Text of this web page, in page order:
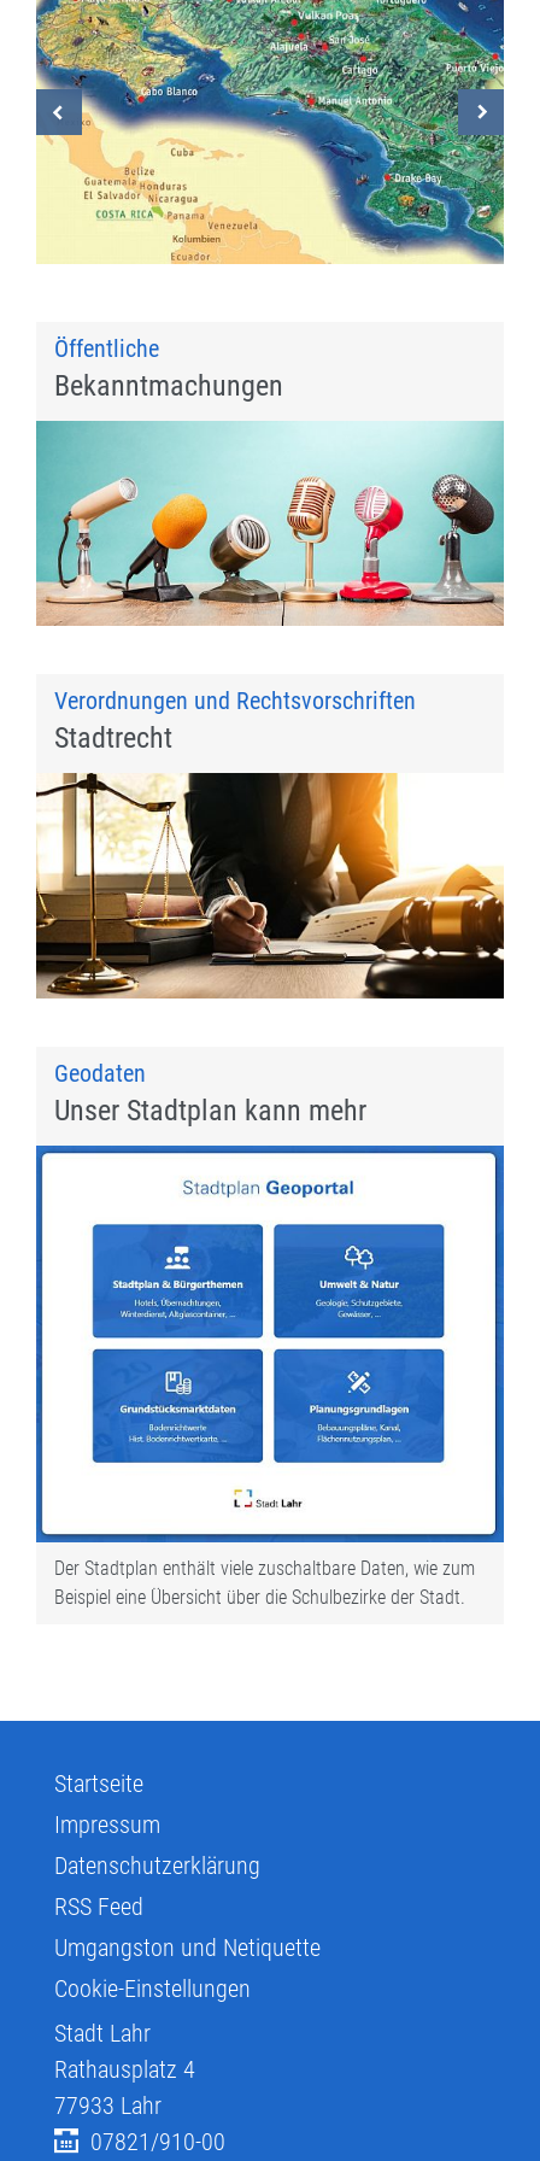
Öffentliche
Bekanntmachungen
Verordnungen und Rechtsvorschriften
Stadtrecht
Geodaten
Unser Stadtplan kann mehr
Der Stadtplan enthält viele zuschaltbare Daten, wie zum
Beispiel eine Übersicht über die Schulbezirke der Stadt.
Startseite
Impressum
Datenschutzerklärung
RSS Feed
Umgangston und Netiquette
Cookie-Einstellungen
Stadt Lahr
Rathausplatz 4
77933 Lahr
07821/910-00